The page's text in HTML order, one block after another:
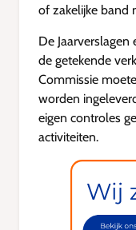
of zakelijke band
De Jaarverslagen
de getekende
Commissie
worden
eigen controles
activiteiten.